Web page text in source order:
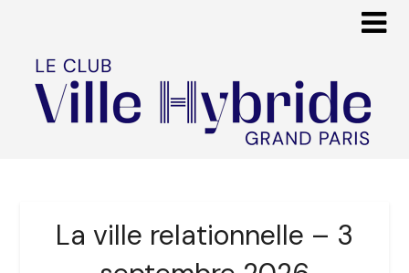
La ville relationnelle – 3